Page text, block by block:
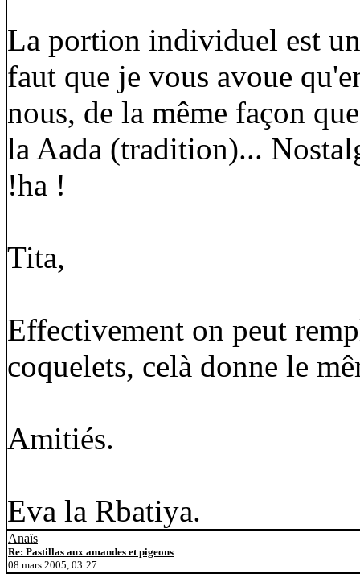
La portion individuel est
faut que je vous avoue
nous, de la même façon
la Aada (tradition)...
!ha !
Tita,
Effectivement on peut
coquelets, celà donne le
Amitiés.
Eva la Rbatiya.
Anaïs
Re: Pastillas aux amandes et pigeons
08 mars 2005, 03:27